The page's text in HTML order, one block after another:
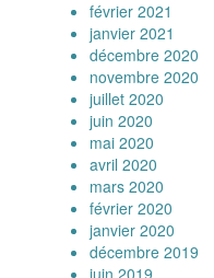
février 2021
janvier 2021
décembre 2020
novembre 2020
juillet 2020
juin 2020
mai 2020
avril 2020
mars 2020
février 2020
janvier 2020
décembre 2019
juin 2019